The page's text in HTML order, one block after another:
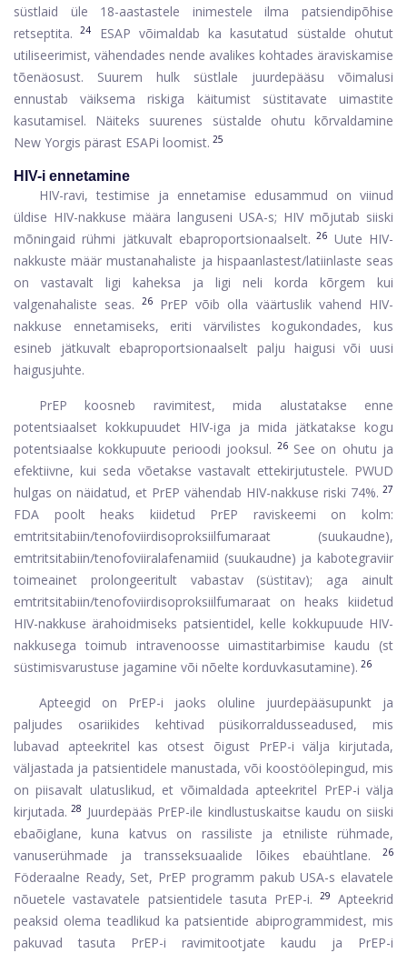
süstlaid üle 18-aastastele inimestele ilma patsiendipõhise
retseptita. 24
ESAP võimaldab ka kasutatud süstalde ohutut
utiliseerimist, vähendades nende avalikes kohtades äraviskamise
tõenäosust. Suurem hulk süstlale juurdepääsu võimalusi
ennustab väiksema riskiga käitumist süstitavate uimastite
kasutamisel. Näiteks suurenes süstalde ohutu kõrvaldamine
New Yorgis pärast ESAPi loomist. 25
HIV-i ennetamine
HIV-ravi, testimise ja ennetamise edusammud on viinud
üldise HIV-nakkuse määra languseni USA-s; HIV mõjutab siiski
mõningaid rühmi jätkuvalt ebaproportsionaalselt. 26 Uute HIV-
nakkuste määr mustanahaliste ja hispaanlastest/latiinlaste seas
on vastavalt ligi kaheksa ja ligi neli korda kõrgem kui
valgenahaliste seas. 26PrEP võib olla väärtuslik vahend HIV-
nakkuse ennetamiseks, eriti värvilistes kogukondades, kus
esineb jätkuvalt ebaproportsionaalselt palju haigusi või uusi
haigusjuhte.
PrEP koosneb ravimitest, mida alustatakse enne
potentsiaalset kokkupuudet HIV-iga ja mida jätkatakse kogu
potentsiaalse kokkupuute perioodi jooksul. 26See on ohutu ja
efektiivne, kui seda võetakse vastavalt ettekirjutustele. PWUD
hulgas on näidatud, et PrEP vähendab HIV-nakkuse riski 74%. 27
FDA poolt heaks kiidetud PrEP raviskeemi on kolm:
emtritsitabiin/tenofoviirdisoproksiilfumaraat (suukaudne),
emtritsitabiin/tenofoviiralafenamiid (suukaudne) ja kabotegraviir
toimeainet prolongeeritult vabastav (süstitav); aga ainult
emtritsitabiin/tenofoviirdisoproksiilfumaraat on heaks kiidetud
HIV-nakkuse ärahoidmiseks patsientidel, kelle kokkupuude HIV-
nakkusega toimub intravenoosse uimastitarbimise kaudu (st
süstimisvarustuse jagamine või nõelte korduvkasutamine). 26
Apteegid on PrEP-i jaoks oluline juurdepääsupunkt ja
paljudes osariikides kehtivad püsikorraldusseadused, mis
lubavad apteekritel kas otsest õigust PrEP-i välja kirjutada,
väljastada ja patsientidele manustada, või koostöölepingud, mis
on piisavalt ulatuslikud, et võimaldada apteekritel PrEP-i välja
kirjutada. 28 Juurdepääs PrEP-ile kindlustuskaitse kaudu on siiski
ebaõiglane, kuna katvus on rassiliste ja etniliste rühmade,
vanuserühmade ja transseksuaalide lõikes ebaühtlane. 26
Föderaalne Ready, Set, PrEP programm pakub USA-s elavatele
nõuetele vastavatele patsientidele tasuta PrEP-i. 29
Apteekrid
peaksid olema teadlikud ka patsientide abiprogrammidest, mis
pakuvad tasuta PrEP-i ravimitootjate kaudu ja PrEP-i